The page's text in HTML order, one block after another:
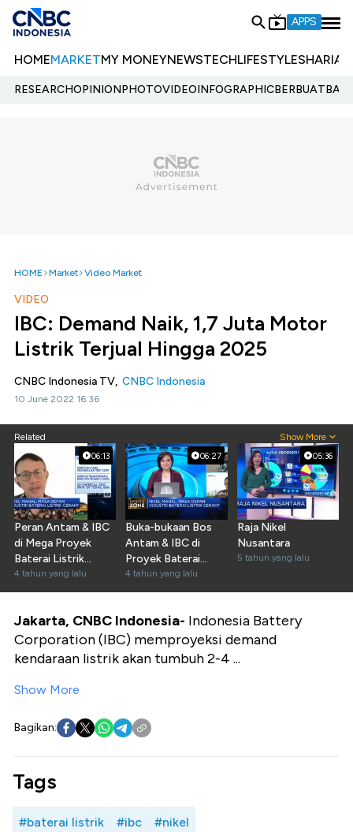
APPS
HOMEMARKETMY MONEYNEWSTECHLIFESTYLESHARIA
RESEARCHOPINIONPHOTOVIDEOINFOGRAPHIC
HOME Market Video Market
VIDEO
IBC: Demand Naik, 1,7 Juta Motor
Listrik Terjual Hingga 2025
CNBC Indonesia TV, CNBC Indonesia
10 June 2022 16:36
Related Show More
06:13
Peran Antam & IBC
di Mega Proyek
Baterai Listrik
Bersama CATL
4 tahun yang lalu
06:27
Buka-bukaan Bos
Antam & IBC di
Proyek Baterai
Listrik CATL
4 tahun yang lalu
05:36
Raja Nikel
Nusantara
5 tahun yang lalu
Jakarta, CNBC Indonesia- Indonesia Battery
Corporation (IBC) memproyeksi demand
kendaraan listrik akan tumbuh 2-4 ...
Show More
Bagikan:
Tags
#baterai listrik #ibc #nikel